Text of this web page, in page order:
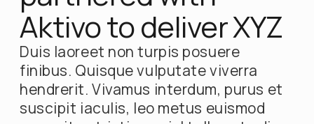
Aktivo to deliver XYZ
Duis laoreet non turpis posuere
finibus. Quisque vulputate viverra
hendrerit. Vivamus interdum, purus et
suscipit iaculis, leo metus euismod